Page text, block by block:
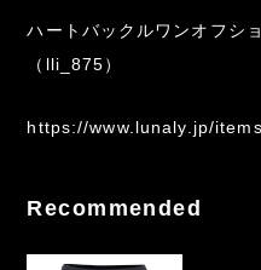
ハートバックルワンオフシ
（lli_875）
https://www.lunaly.jp/
Recommended